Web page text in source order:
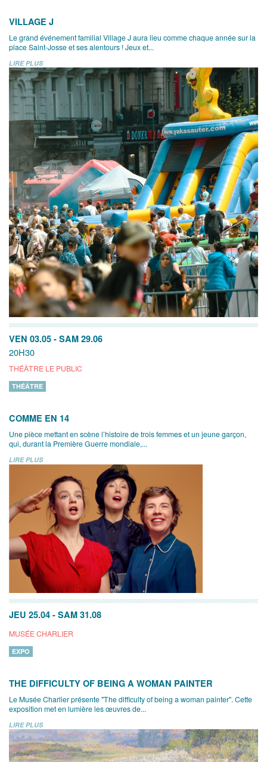
VILLAGE J
Le grand événement familial Village J aura lieu comme chaque année sur la
place Saint-Josse et ses alentours ! Jeux et...
LIRE PLUS
VEN 03.05 - SAM 29.06
20H30
THÉÂTRE LE PUBLIC
THÉÂTRE
COMME EN 14
Une pièce mettant en scène l’histoire de trois femmes et un jeune garçon,
qui, durant la Première Guerre mondiale,...
LIRE PLUS
JEU 25.04 - SAM 31.08
MUSÉE CHARLIER
EXPO
THE DIFFICULTY OF BEING A WOMAN PAINTER
Le Musée Charlier présente "The difficulty of being a woman painter". Cette
exposition met en lumière les œuvres de...
LIRE PLUS